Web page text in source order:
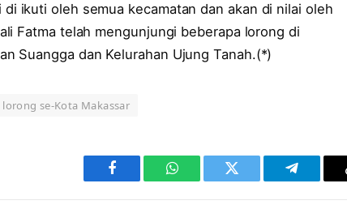
ikuti oleh semua kecamatan dan akan di nilai oleh
Fatma telah mengunjungi beberapa lorong di
Suangga dan Kelurahan Ujung Tanah.(*)
se-Kota Makassar
Facebook WhatsAppTwitter Telegram